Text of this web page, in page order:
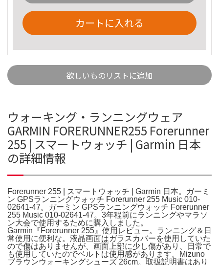
カートに入れる
欲しいものリストに追加
ウォーキング・ランニングウェア
GARMIN FORERUNNER255 Forerunner
255 | スマートウォッチ | Garmin 日本
の詳細情報
Forerunner 255 | スマートウォッチ | Garmin 日本。ガーミ
ン GPSランニングウォッチ Forerunner 255 Music 010-
02641-47。ガーミン GPSランニングウォッチ Forerunner
255 Music 010-02641-47。3年程前にランニングやマラソ
ン大会で使用するために購入しました。
Garmin『Forerunner 255』使用レビュー。ランニング＆日
常使用に便利な。液晶画面はガラスカバーを使用していた
ので傷はありませんが、画面上部に少し傷があり、日常で
も使用していたのでベルトは使用感があります。Mizuno
ブラウンウォーキングシューズ 26cm。取扱説明書はあり